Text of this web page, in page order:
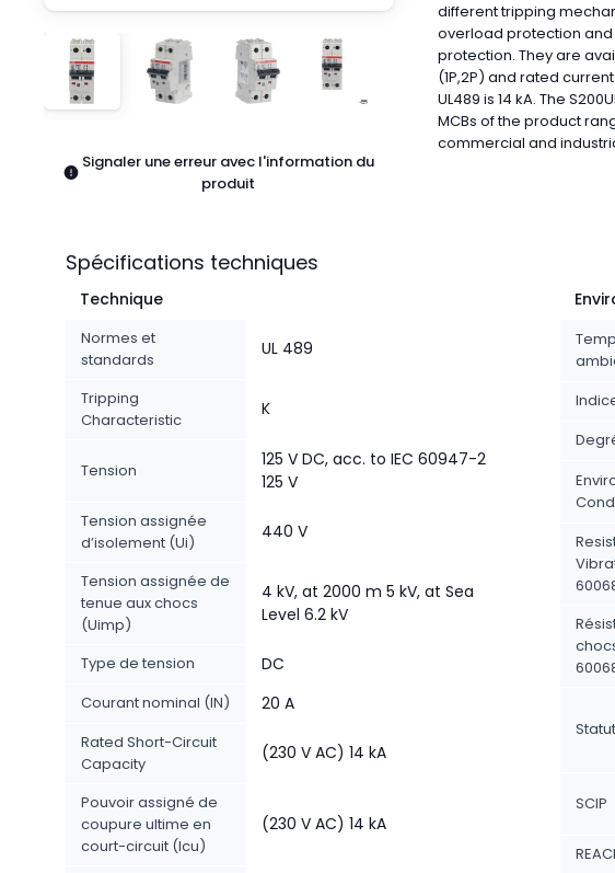
Pneumatiques
Produits d'alimentation
Robotique
Capteurs et vision industrielle
Blocs terminauxSignaler une erreur avec l'information du
produit
different tripping
overload protection
protection. They are
(1P,2P) and rated
UL489 is 14 kA. The
MCBs of the product
commercial and
Spécifications techniques
Technique
Normes et
standards
UL 489
Tripping
Characteristic
K
Tension
125 V DC, acc. to IEC 60947-2
125 V
Tension assignée
d’isolement (Ui)
440 V
Tension assignée de
tenue aux chocs
(Uimp)
4 kV, at 2000 m 5 kV, at Sea
Level 6.2 kV
Type de tension DC
Courant nominal (IN) 20 A
Rated Short-Circuit
Capacity
(230 V AC) 14 kA
Pouvoir assigné de
coupure ultime en
court-circuit (Icu)
(230 V AC) 14 kA
SCIP